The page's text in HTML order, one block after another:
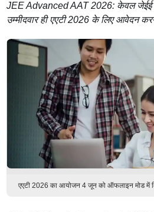
JEE Advanced AAT 2026: केवल जेईई
उम्मीदवार ही एएटी 2026 के लिए आवेदन
एएटी 2026 का आयोजन 4 जून को ऑफलाइन मोड में